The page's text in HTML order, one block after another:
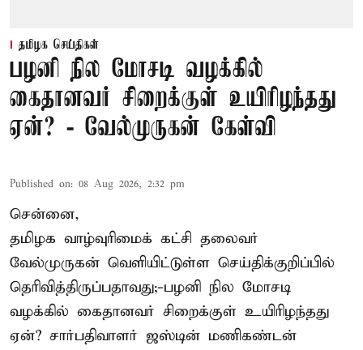
தமிழக செய்திகள்
பழனி நில மோசடி வழக்கில்
கைதானவர் சிறைக்குள் உயிரிழந்தது
ஏன்? - வேல்முருகன் கேள்வி
Published on: 08 Aug 2026, 2:32 pm
சென்னை,
தமிழக வாழ்வுரிமைக் கட்சி தலைவர்
வேல்முருகன் வெளியிட்டுள்ள செய்திக்குறிப்பில்
தெரிவித்திருப்பதாவது;-பழனி நில மோசடி
வழக்கில் கைதானவர் சிறைக்குள் உயிரிழந்தது
ஏன்? சார்பதிவாளர் ஜஸ்டின் மணிகண்டன்